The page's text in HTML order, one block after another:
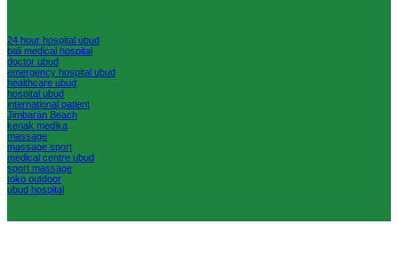
24 hour hospital ubud
bali medical hospital
doctor ubud
emergency hospital ubud
healthcare ubud
hospital ubud
international patient
Jimbaran Beach
kenak medika
massage
massage sport
medical centre ubud
sport massage
toko outdoor
ubud hospital